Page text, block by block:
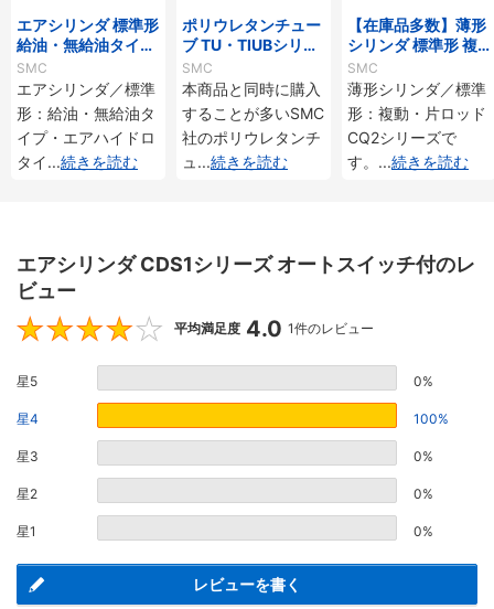
エアシリンダ 標準形
給油・無給油タイ
プ・エアハイドロタ
イプ CS1シリーズ
SMC
エアシリンダ／標準
形：給油・無給油タ
イプ・エアハイドロ
タイ...続きを読む
ポリウレタンチュー
ブ TU・TIUBシリー
ズ
SMC
本商品と同時に購入
することが多いSMC
社のポリウレタンチ
ュ ...続きを読む
【在庫品多数】薄形
シリンダ 標準形 複
動・片ロッド CQ2
シリーズ
SMC
薄形シリンダ／標準
形：複動・片ロッド
CQ2シリーズで
す。 ...続きを読む
エアシリンダ CDS1シリーズ オートスイッチ付のレ
ビュー
4
平均満足度 4.0 1件のレビュー
星5 0%
星4 100%
星3 0%
星2 0%
星1 0%
レビューを書く